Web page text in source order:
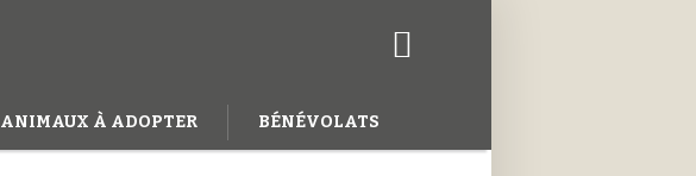
ANIMAUX À ADOPTER BÉNÉVOLATS